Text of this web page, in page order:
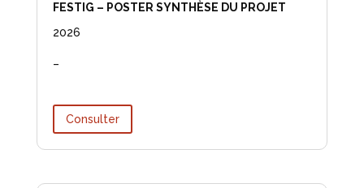
FESTIG – POSTER SYNTHÈSE DU PROJET
2026
–
Consulter